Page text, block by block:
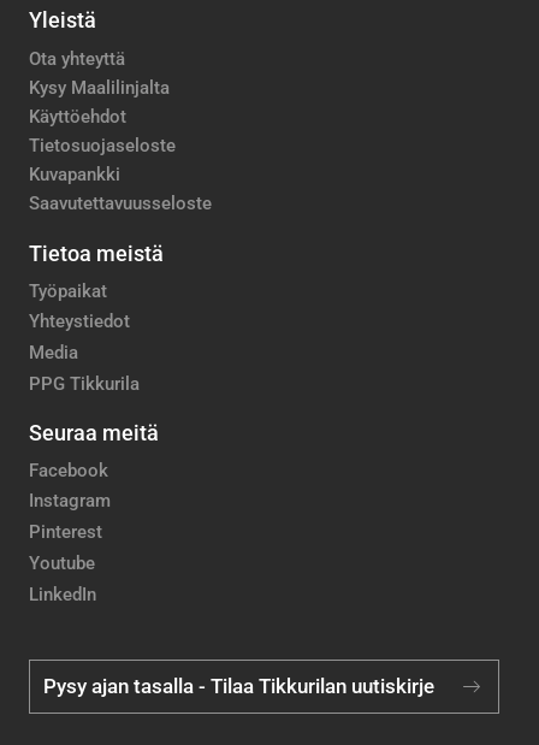
Yleistä
Ota yhteyttä
Kysy Maalilinjalta
Käyttöehdot
Tietosuojaseloste
Kuvapankki
Saavutettavuusseloste
Tietoa meistä
Työpaikat
Yhteystiedot
Media
PPG Tikkurila
Seuraa meitä
Facebook
Instagram
Pinterest
Youtube
LinkedIn
Pysy ajan tasalla - Tilaa Tikkurilan uutiskirje